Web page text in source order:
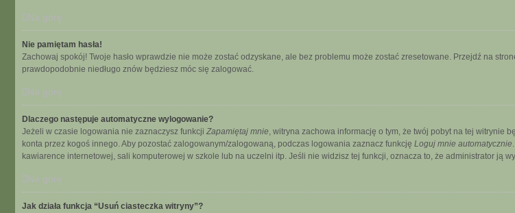
Na górę
Nie pamiętam hasła!
Zachowaj spokój! Twoje hasło wprawdzie nie może zostać odzyskane, ale bez problemu może zostać zresetowane. Przejdź na
prawdopodobnie niedługo znów będziesz móc się zalogować.
Na górę
Dlaczego następuje automatyczne wylogowanie?
Jeżeli w czasie logowania nie zaznaczysz funkcji Zapamiętaj mnie, witryna zachowa informację o tym, że twój pobyt na tej witrynie
konta przez kogoś innego. Aby pozostać zalogowanym/zalogowaną, podczas logowania zaznacz funkcję Loguj mnie automatycznie
kawiarence internetowej, sali komputerowej w szkole lub na uczelni itp. Jeśli nie widzisz tej funkcji, oznacza to, że administrator ją
Na górę
Jak działa funkcja “Usuń ciasteczka witryny”?